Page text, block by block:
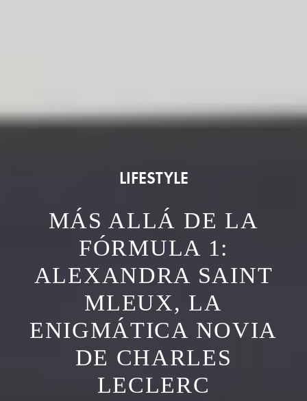
LIFESTYLE
MÁS ALLÁ DE LA
FÓRMULA 1:
ALEXANDRA SAINT
MLEUX, LA
ENIGMÁTICA NOVIA
DE CHARLES
LECLERC